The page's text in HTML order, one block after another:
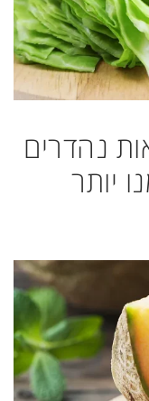
נהדרים
יותר